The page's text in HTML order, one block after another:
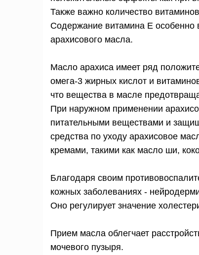
Также важно количество
Содержание витамина Е
арахисового масла.
Масло арахиса имеет ряд
омега-3 жирных кислот и
что вещества в масле
При наружном применении
питательными веществами и
средства по уходу арахисовое
кремами, такими как масло ши,
Благодаря своим
кожных заболеваниях -
Оно регулирует значение
Прием масла облегчает
мочевого пузыря.